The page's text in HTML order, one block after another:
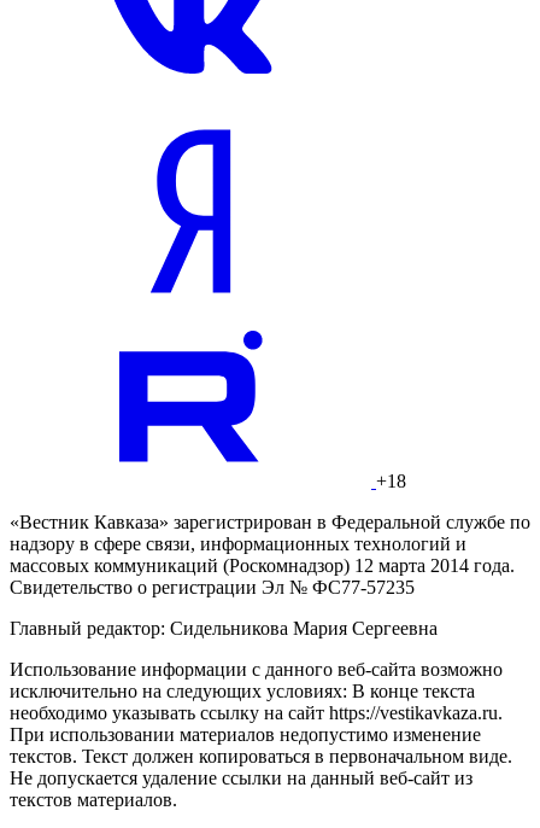
+18
«Вестник Кавказа» зарегистрирован в Федеральной службе по
надзору в сфере связи, информационных технологий и
массовых коммуникаций (Роскомнадзор) 12 марта 2014 года.
Свидетельство о регистрации Эл № ФС77-57235
Главный редактор: Сидельникова Мария Сергеевна
Использование информации с данного веб-сайта возможно
исключительно на следующих условиях: В конце текста
необходимо указывать ссылку на сайт https://vestikavkaza.ru.
При использовании материалов недопустимо изменение
текстов. Текст должен копироваться в первоначальном виде.
Не допускается удаление ссылки на данный веб-сайт из
текстов материалов.